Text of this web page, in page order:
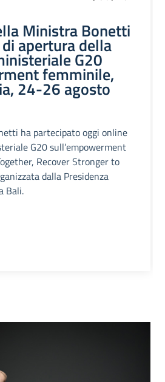
Ministra Bonetti
apertura della
G20
femminile,
24-26 agosto
ha partecipato oggi online
G20 sull’empowerment
Recover Stronger to
dalla Presidenza
Bali.